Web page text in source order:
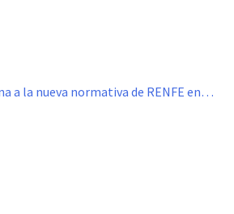
a la nueva normativa de RENFE en…